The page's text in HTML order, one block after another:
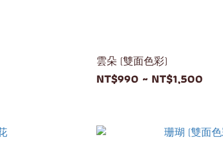
雲朵 (雙面色彩)
NT$990 ~ NT$1,500